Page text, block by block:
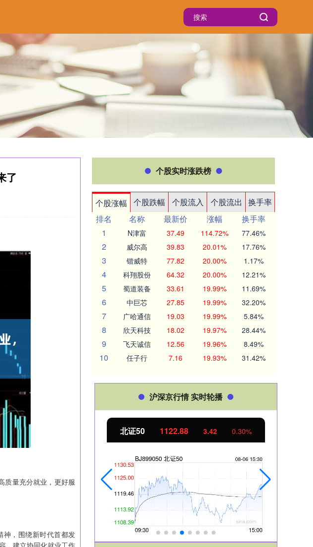
了
质量充分就业，更好服
神，围绕新时代首都发
，建立协同化就业工作
个股实时涨跌榜
个股涨幅 个股跌幅 个股流入 个股流出
换手率
排名
名称 最新价 涨幅
换手率
1
N津富 37.49 114.72% 77.46%
2 威尔高 39.83 20.01% 17.76%
3 锴威特 77.82 20.00% 1.17%
4 科翔股份 64.32 20.00% 12.21%
5 蜀道装备 33.61 19.99% 11.69%
6 中巨芯 27.85 19.99% 32.20%
7 广哈通信 19.03 19.99% 5.84%
8 欣天科技 18.02 19.97% 28.44%
9 飞天诚信 12.56 19.96% 8.49%
10 任子行 7.16 19.93% 31.42%
沪深京行情 实时轮播
-6.85 北证50 1122.88 3.42 0.30%